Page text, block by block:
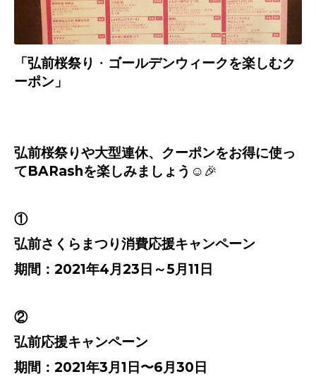
「弘前桜祭り ・ ゴールデンウィークを楽しむク
ーポン」
弘前桜祭りや大型連休、クーポンをお得に使っ
てBARashを楽しみましょう ☺️🎉
①
弘前さくらまつり消費応援キャンペーン
期間： 2021年4月 23 日～5月 11 日
②
弘前応援キャンペーン
期間： 2021年3月 1 日〜6月 30 日